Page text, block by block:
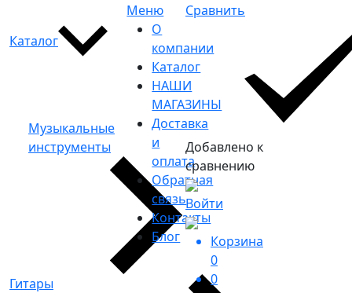
Каталог
Музыкальные
инструменты
Гитары
Меню
О
компании
Каталог
НАШИ
МАГАЗИНЫ
Доставка
и
оплата
Обратная
связь
Контакты
Блог
Сравнить
Добавлено к
сравнению
Войти
Корзина
0
0